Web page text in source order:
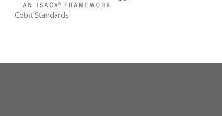
Cobit Standards